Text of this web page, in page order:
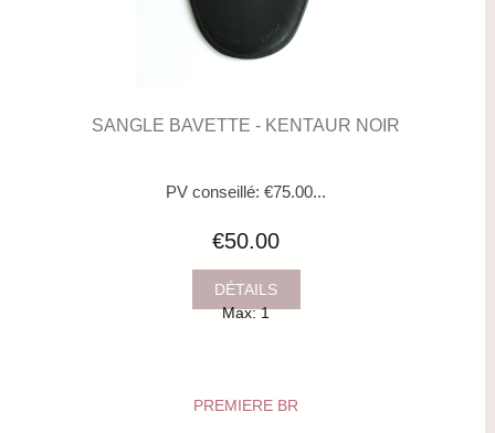
SANGLE BAVETTE - KENTAUR NOIR
PV conseillé: €75.00...
€50.00
DÉTAILS
Max: 1
PREMIERE BR